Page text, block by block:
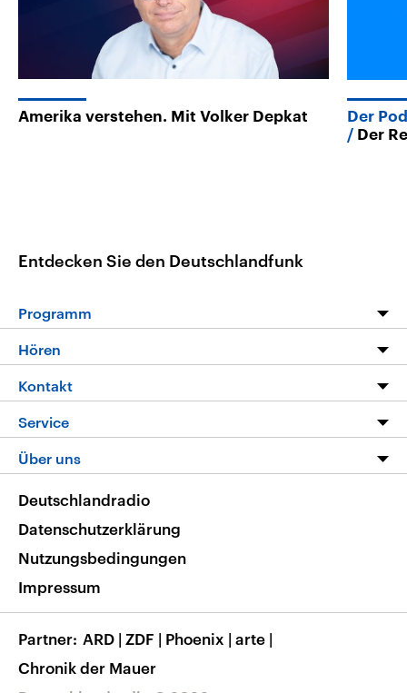
Amerika verstehen. Mit Volker Depkat
Der
Der
Entdecken Sie den Deutschlandfunk
Programm
Programm
Die Nachrichten
Nachrichtenleicht
Neue Beiträge auf dlf.de
Hören
Livestream
Podcasts
Deutschlandfunk App
Nachrichten App
Frequenzen
Kontakt
Hörerservice
Service
FAQ
Veranstaltungen
Musikliste
RSS
Über uns
Barrierefreiheit
Deutschlandradio
Datenschutzerklärung
Nutzungsbedingungen
Impressum
Partner ARD | ZDF | Phoenix | arte |
Chronik der Mauer